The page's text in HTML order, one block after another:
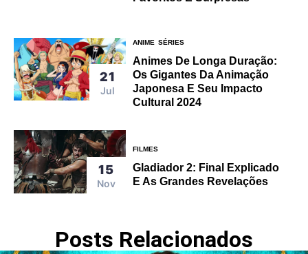
21
Jul
ANIME SÉRIES
Animes De Longa Duração:
Os Gigantes Da Animação
Japonesa E Seu Impacto
Cultural 2024
15
Nov
FILMES
Gladiador 2: Final Explicado
E As Grandes Revelações
Posts Relacionados